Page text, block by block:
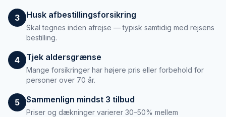
3 Husk afbestillingsforsikring
Skal tegnes inden afrejse — typisk samtidig med rejsens
bestilling.
4 Tjek aldersgrænse
Mange forsikringer har højere pris eller forbehold for
personer over 70 år.
5 Sammenlign mindst 3 tilbud
Priser og dækninger varierer 30–50% mellem